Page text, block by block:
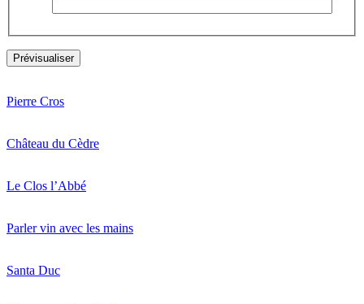
Pierre Cros
Château du Cèdre
Le Clos l’Abbé
Parler vin avec les mains
Santa Duc